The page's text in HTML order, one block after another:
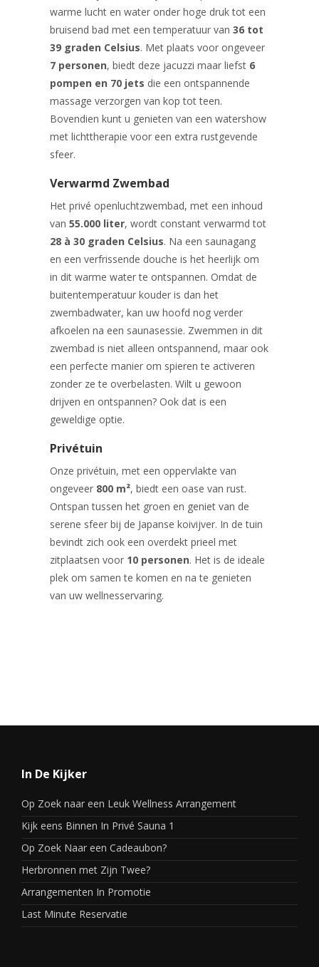
warme lucht en water onder hoge druk tot een
bruisend bad met een temperatuur van 36 tot
39 graden Celsius. Met plaats voor ongeveer
7 personen, biedt deze jacuzzi maar liefst 6
pompen en 70 jets die een ontspannende
massage verzorgen van kop tot teen.
Bovendien kunt u genieten van een watershow
met lichttherapie voor een extra rustgevende
sfeer.
Verwarmd Zwembad
Het privé openluchtzwembad, met een inhoud
van 55.000 liter, wordt constant verwarmd tot
28 à 30 graden Celsius. Na een saunagang
en een verfrissende douche is het heerlijk om
in dit warme water te ontspannen. Omdat de
buitentemperatuur kouder is dan het
zwembadwater, kan uw hoofd nog verder
afkoelen na een saunasessie. Zwemmen in dit
zwembad is niet alleen ontspannend, maar ook
een perfecte manier om spieren te activeren
zonder ze te overbelasten. Wilt u gewoon
drijven en ontspannen? Ook dat is een
geweldige optie.
Privétuin
Onze privétuin, met een oppervlakte van
ongeveer 800 m², biedt een oase van rust.
Ontspan tussen het groen en geniet van de
serene sfeer bij de Japanse koivijver. In de tuin
bevindt zich ook een overdekt prieel met
zitplaatsen voor 10 personen. Het is de ideale
plek om samen te komen en na te genieten
van uw wellnesservaring.
In De Kijker
Op Zoek naar een Leuk Wellness Arrangement
Kijk eens Binnen In Privé Sauna 1
Op Zoek Naar een Cadeaubon?
Herbronnen met Zijn Twee?
Arrangementen In Promotie
Last Minute Reservatie